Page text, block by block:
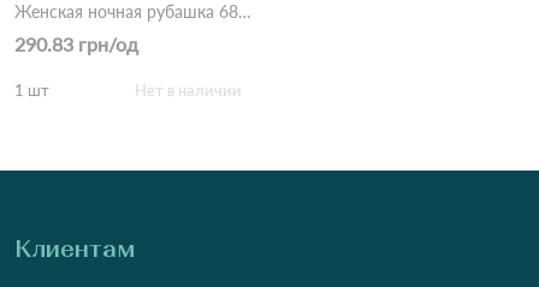
Женская ночная рубашка 683 Бежевый
290.83 грн/од
1 шт Нет в наличии
Клиентам